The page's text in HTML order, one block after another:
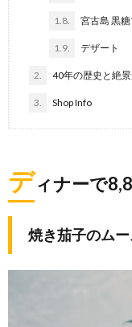
1.8. 宮古島 黒
1.9. デザート
2. 40年の歴史と絶
3. Shop Info
ディナーで
焼き茄子のム